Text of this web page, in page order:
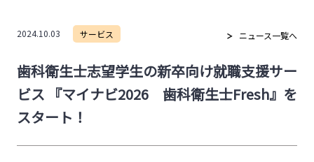
2024.10.03 サービス ニュース一覧へ
歯科衛生士志望学生の新卒向け就職支援サー
ビス 『マイナビ2026 歯科衛生士Fresh』を
スタート！